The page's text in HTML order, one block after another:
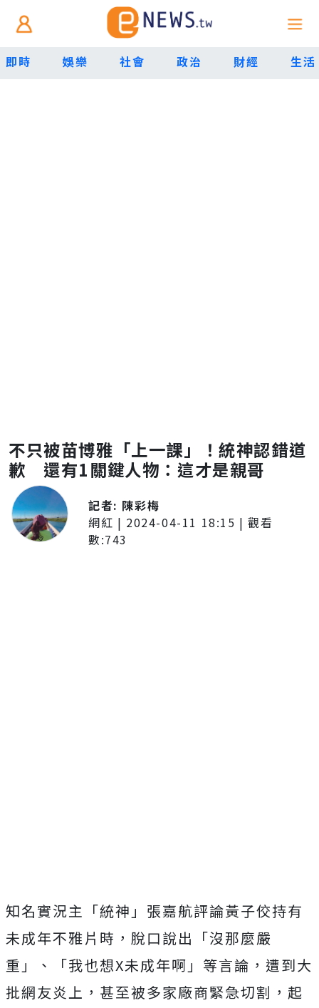
即時 娛樂 社會 政治 財經 生活
不只被苗博雅「上一課」！統神認錯道
歉 還有1關鍵人物：這才是親哥
記者: 陳彩梅
網紅 | 2024-04-11 18:15 | 觀看
數:743
知名實況主「統神」張嘉航評論黃子佼持有
未成年不雅片時，脫口說出「沒那麼嚴
重」、「我也想X未成年啊」等言論，遭到大
批網友炎上，甚至被多家廠商緊急切割，起